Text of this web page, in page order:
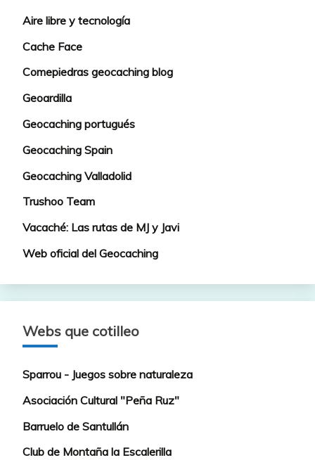
Aire libre y tecnología
Cache Face
Comepiedras geocaching blog
Geoardilla
Geocaching portugués
Geocaching Spain
Geocaching Valladolid
Trushoo Team
Vacaché: Las rutas de MJ y Javi
Web oficial del Geocaching
Webs que cotilleo
Sparrou - Juegos sobre naturaleza
Asociación Cultural "Peña Ruz"
Barruelo de Santullán
Club de Montaña la Escalerilla